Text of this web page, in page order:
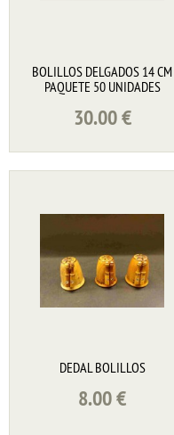
BOLILLOS DELGADOS 14 CM
PAQUETE 50 UNIDADES
30.00€
DEDAL BOLILLOS
8.00€